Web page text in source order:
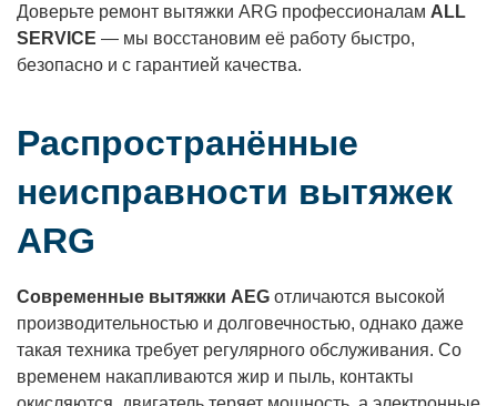
Доверьте ремонт вытяжки ARG профессионалам ALL
SERVICE — мы восстановим её работу быстро,
безопасно и с гарантией качества.
Распространённые
неисправности вытяжек
ARG
Современные вытяжки AEG отличаются высокой
производительностью и долговечностью, однако даже
такая техника требует регулярного обслуживания. Со
временем накапливаются жир и пыль, контакты